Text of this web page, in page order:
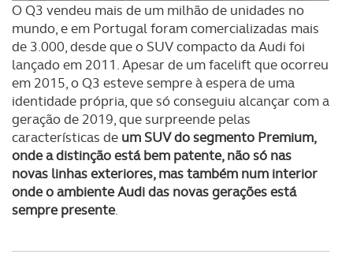
O Q3 vendeu mais de um milhão de unidades no
mundo, e em Portugal foram comercializadas mais
de 3.000, desde que o SUV compacto da Audi foi
lançado em 2011. Apesar de um facelift que ocorreu
em 2015, o Q3 esteve sempre à espera de uma
identidade própria, que só conseguiu alcançar com a
geração de 2019, que surpreende pelas
características de um SUV do segmento Premium,
onde a distinção está bem patente, não só nas
novas linhas exteriores, mas também num interior
onde o ambiente Audi das novas gerações está
sempre presente.